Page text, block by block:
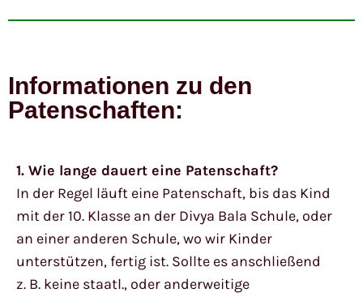
Informationen zu den
Patenschaften:
1. Wie lange dauert eine Patenschaft?
In der Regel läuft eine Patenschaft, bis das Kind
mit der 10. Klasse an der Divya Bala Schule, oder
an einer anderen Schule, wo wir Kinder
unterstützen, fertig ist. Sollte es anschließend
z. B. keine staatl., oder anderweitige